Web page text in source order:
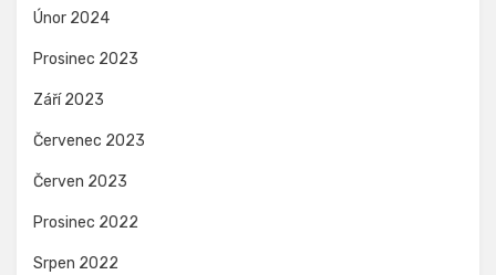
Únor 2024
Prosinec 2023
Září 2023
Červenec 2023
Červen 2023
Prosinec 2022
Srpen 2022